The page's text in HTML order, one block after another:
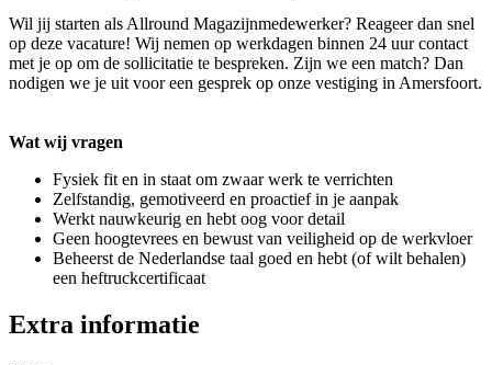
Wil jij starten als Allround Magazijnmedewerker? Reageer dan snel
op deze vacature! Wij nemen op werkdagen binnen 24 uur contact
met je op om de sollicitatie te bespreken. Zijn we een match? Dan
nodigen we je uit voor een gesprek op onze vestiging in Amersfoort.
Wat wij vragen
Fysiek fit en in staat om zwaar werk te verrichten
Zelfstandig, gemotiveerd en proactief in je aanpak
Werkt nauwkeurig en hebt oog voor detail
Geen hoogtevrees en bewust van veiligheid op de werkvloer
Beheerst de Nederlandse taal goed en hebt (of wilt behalen)
een heftruckcertificaat
Extra informatie